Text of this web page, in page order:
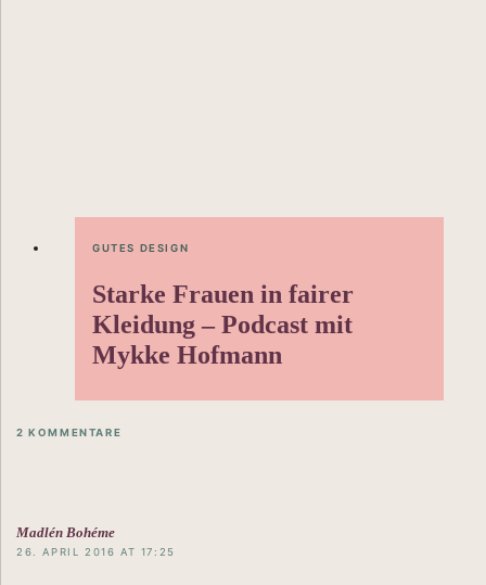
GUTES DESIGN
Starke Frauen in fairer
Kleidung – Podcast mit
Mykke Hofmann
2 KOMMENTARE
Madlén Bohéme
26. APRIL 2016 AT 17:25